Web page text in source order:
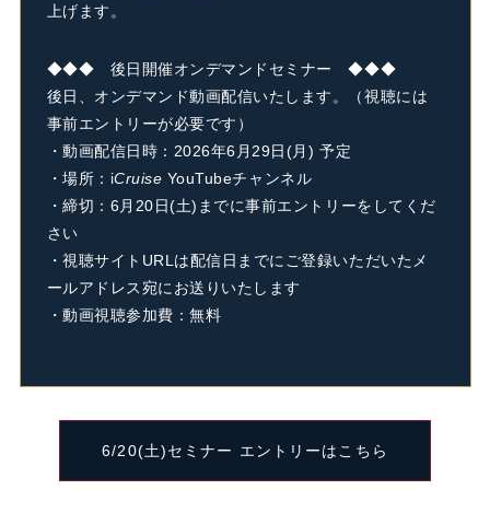
上げます。
◆◆◆ 後日開催オンデマンドセミナー ◆◆◆
後日、オンデマンド動画配信いたします。（視聴には
事前エントリーが必要です）
・動画配信日時：2026年6月29日(月) 予定
・場所： iCruise YouTubeチャンネル
・締切：6月20日(土)までに事前エントリーをしてくだ
さい
・視聴サイトURLは配信日までにご登録いただいたメ
ールアドレス宛にお送りいたします
・動画視聴参加費：無料
6/20(土)セミナー エントリーはこちら